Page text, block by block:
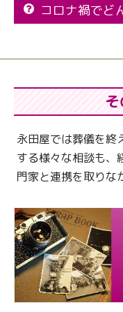
コロナ禍でど
永田屋では葬儀を終
する様々な相談も、
門家と連携を取りな